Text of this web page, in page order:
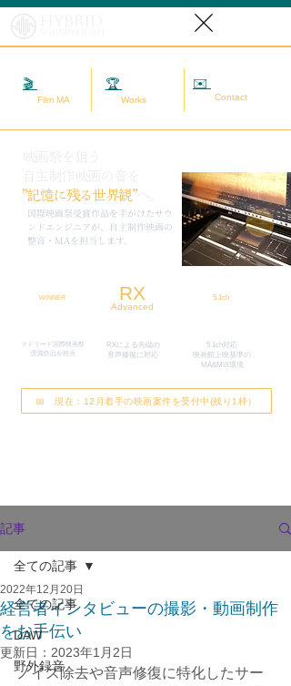
🎬
Film MA
🏆
Works
✉️
Contact
​国際映画祭受賞作品を手がけたサウ
ンドエンジニアが、自主制作映画の
整音・MAを担当します。
”記憶に残る世界観”へ。
WINNER RX
Advanced
マドリード国際映画祭
​受賞作品を担当
RXによる先端の
​音声修復に対応
5.1ch
5.1ch対応
映画館上映基準の
MA&MIX環境
📅 現在：12月着手の映画案件を受付中(残り1枠）
記事
全ての記事
DAW
野外録音
全ての記事
経営者インタビューの撮影・動画制作
をお手伝い
2022年12月20日
更新日： 2023年1月2日
ノイズ除去や音声修復に特化したサー